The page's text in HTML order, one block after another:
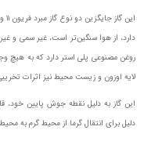
این گاز جایگزین دو نوع گاز مبرد فریون ۱۱ و ۱۲ شده است.
دارد، از هوا سنگین‌تر است، غیر سمی و
روغن مصنوعی پلی استر دارد که به هیچ
لایه اوزون و زیست محیط نیز اثرات
این گاز به دلیل نقطه جوش پایین
دلیل برای انتقال گرما از محیط گرم به